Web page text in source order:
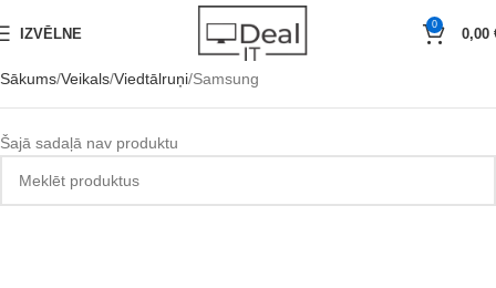
IZVĒLNE
0
0,00
Sākums Veikals Viedtālruņi Samsung
Šajā sadaļā nav produktu